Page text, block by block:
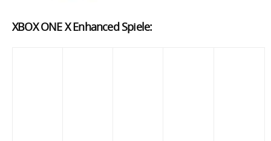
XBOX ONE X Enhanced Spiele: